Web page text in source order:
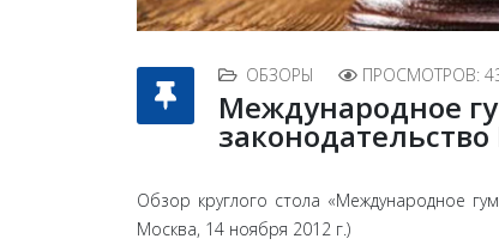
ОБЗОРЫ ПРОСМОТРОВ:
Международное
Обзор круглого стола «Международное
Москва, 14 ноября 2012 г.)